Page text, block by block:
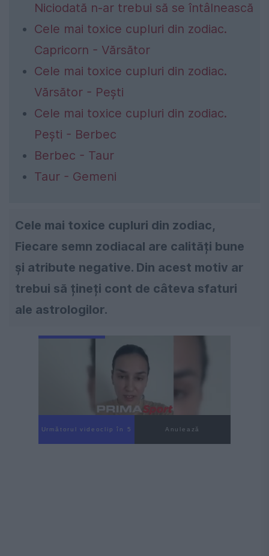
Niciodată n-ar trebui să se întâlnească
Cele mai toxice cupluri din zodiac.
Capricorn - Vărsător
Cele mai toxice cupluri din zodiac.
Vărsător - Pești
Cele mai toxice cupluri din zodiac.
Pești - Berbec
Berbec - Taur
Taur - Gemeni
Cele mai toxice cupluri din zodiac,
Fiecare semn zodiacal are calități bune
și atribute negative. Din acest motiv ar
trebui să țineți cont de câteva sfaturi
ale astrologilor.
Următorul videoclip în 3 Anulează